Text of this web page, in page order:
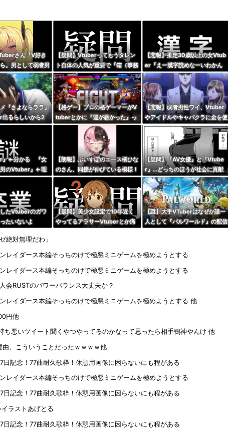
さん『V好き
。男として弱者男
きな人は』
【疑問】Vtuberってもうタレン
ト自体の人気が重要で『箱（事務
所）』の優劣で語る時代じゃなく
なってね？
【悲報】推定30歳以上の女Vtub
er『えー漢字読めなーいわかん
なーい』 キッズリスナー
『！？』
『さよならララ』
るらしいから2
けど…
【格ゲー】プロの格ゲーマーがV
tuberとかに『運が悪かった』っ
て被弾した時に言うの嫌い
【悲報】弱者男性ワイ、Vtuber
やアイドルやキャバクラに金を使
いまくる奴が理解できない…
』←分かる 『女
男のVtuber』←理
【朗報】ぶいすぽのエース橘ひな
のさん、同接が伸びている模様！
←無敵だなぶいすぽ
【疑問】『AV女優』と『Vtube
r』…どっちのほうが社会に貢献
している？
したVtuberのガワ
たいないよ
【疑問】美少女設定で10年近く
やってるアラサーVtuberとか痛
【謎】大手VTuberはなぜか誰一
人として『パルワールド』の配信
絶対無理だわ」
レイダース本編そっちのけで極悪ミニゲームを極めようとする
レイダース本編そっちのけで極悪ミニゲームを極めようとする
会RUSTのパワーバランス大丈夫か？
レイダース本編そっちのけで極悪ミニゲームを極めようとする 他
円他
ち悪いツイート聞くやつやってるのかなって思ったら相手鴨神やんけ 他
由、こういうことだったｗｗｗｗ他
日記念！77曲耐久歌枠！休憩用画像に困らないにも程がある
レイダース本編そっちのけで極悪ミニゲームを極めようとする
日記念！77曲耐久歌枠！休憩用画像に困らないにも程がある
ラストあげとる
日記念！77曲耐久歌枠！休憩用画像に困らないにも程がある